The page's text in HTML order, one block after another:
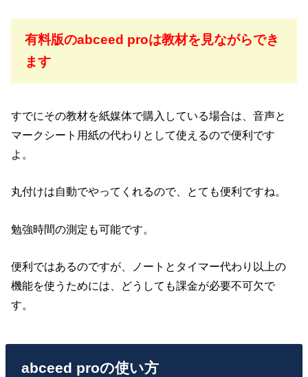
有料版のabceed proは教材を見ながらでき
ます
すでにその教材を紙媒体で購入している場合は、音声と
マークシート用紙の代わりとして使えるので便利です
よ。
丸付けは自動でやってくれるので、とても便利ですね。
勉強時間の測定も可能です。
便利ではあるのですが、ノートとタイマー代わり以上の
機能を使うためには、どうしても課金が必要不可欠で
す。
abceed proの使い方